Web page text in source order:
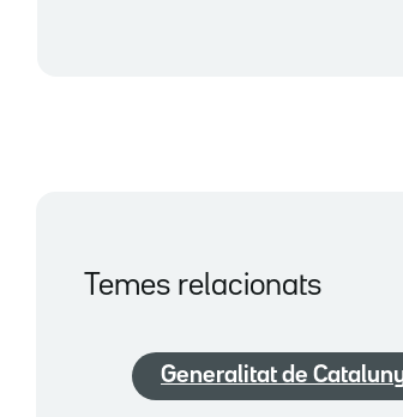
Temes relacionats
Generalitat de